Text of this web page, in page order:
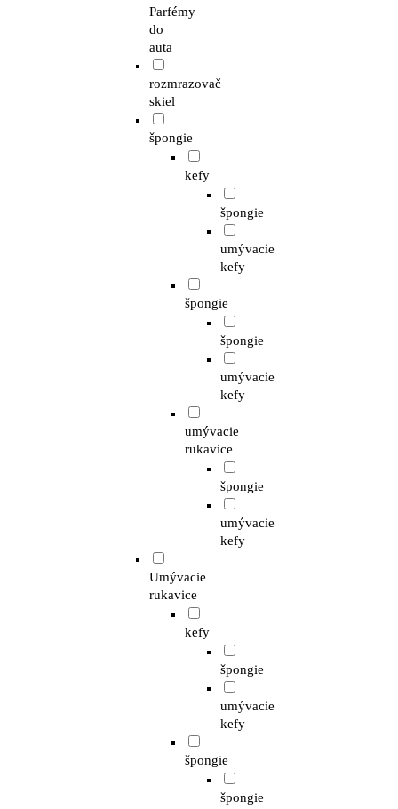
Parfémy
do
auta
rozmrazovač
skiel
špongie
kefy
špongie
umývacie
kefy
špongie
špongie
umývacie
kefy
umývacie
rukavice
špongie
umývacie
kefy
Umývacie
rukavice
kefy
špongie
umývacie
kefy
špongie
špongie